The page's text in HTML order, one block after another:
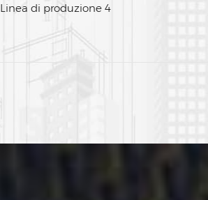
Linea di produzione 4